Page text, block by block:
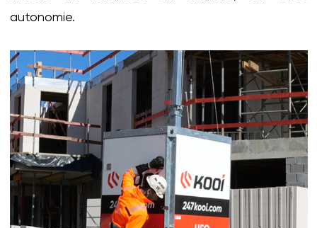
autonomie.